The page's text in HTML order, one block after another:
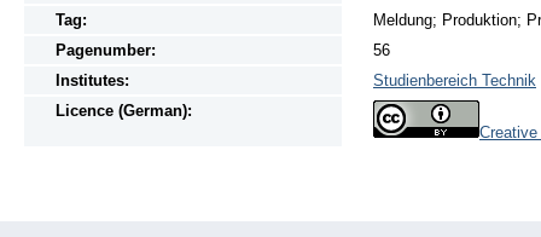
Tag:
Meldung; Produktion;
Pagenumber:
56
Institutes:
Studienbereich Technik
Licence (German):